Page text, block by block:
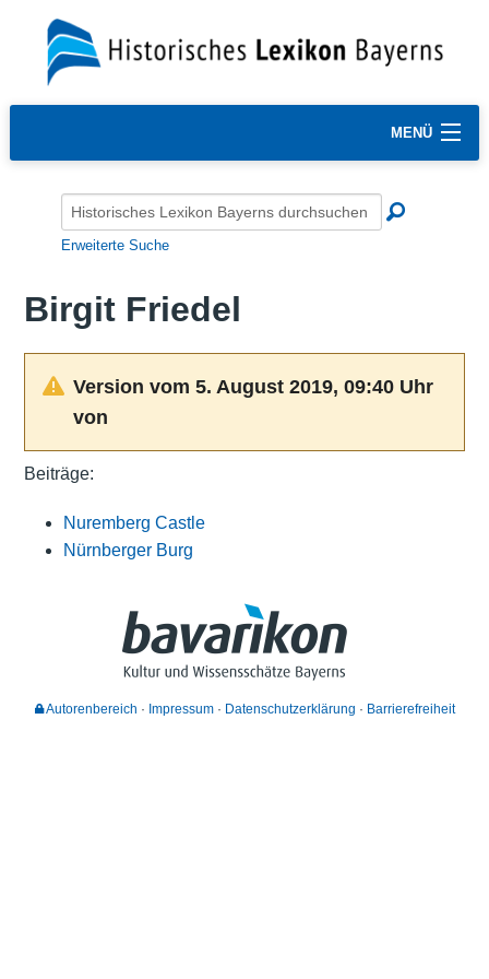
MENÜ
Erweiterte Suche
Birgit Friedel
Version vom 5. August 2019, 09:40 Uhr
von
Beiträge:
Nuremberg Castle
Nürnberger Burg
Autorenbereich Impressum Datenschutzerklärung Barrierefreiheit